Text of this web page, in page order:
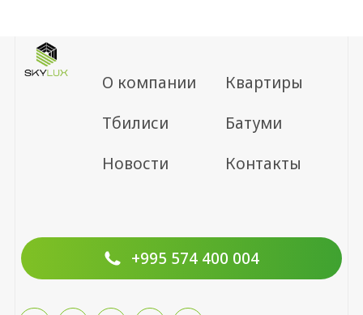
О компании
Квартиры
Тбилиси
Батуми
Новости
Контакты
+995 574 400 004